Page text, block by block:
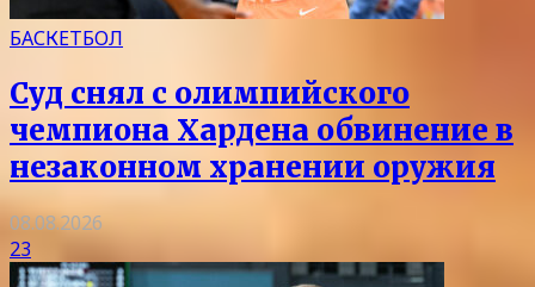
БАСКЕТБОЛ
Суд снял с олимпийского
чемпиона Хардена обвинение в
незаконном хранении оружия
08.08.2026
23